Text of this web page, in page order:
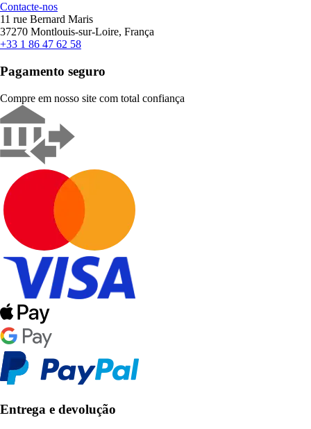
Contacte-nos
11 rue Bernard Maris
37270 Montlouis-sur-Loire, França
+33 1 86 47 62 58
Pagamento seguro
Compre em nosso site com total confiança
Entrega e devolução